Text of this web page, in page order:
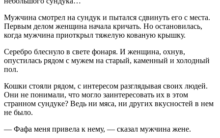
Мужчина смотрел на сундук и пытался сдвинуть его с места.
Первым делом женщина начала кричать. Но остановилась,
когда мужчина приоткрыл тяжелую кованую крышку.
Серебро блеснуло в свете фонаря. И женщина, охнув,
опустилась рядом с мужем на старый, каменный и холодный
пол.
Кошки стояли рядом, с интересом разглядывая своих людей.
Они не понимали, что могло заинтересовать их в этом
странном сундуке? Ведь ни мяса, ни других вкусностей в нем
не было.
— Фафа меня привела к нему, — сказал мужчина жене.